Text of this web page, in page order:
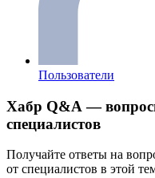
Пользователи
Хабр Q&A —
специалистов
Получайте ответы на
от специалистов в этой